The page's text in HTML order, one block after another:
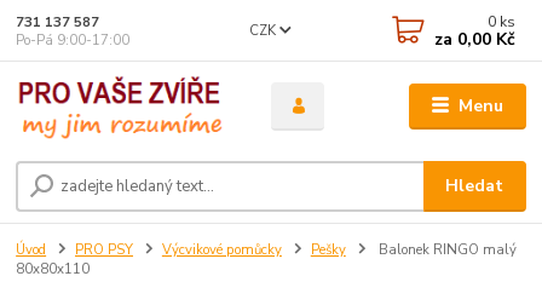
Menu
CZK
Hledat
731 137 587
Po-Pá 9:00-17:00
0 ks
za 0,00 Kč
Úvod PRO PSY Výcvikové pomůcky Pešky
Balonek RINGO malý
80x80x110